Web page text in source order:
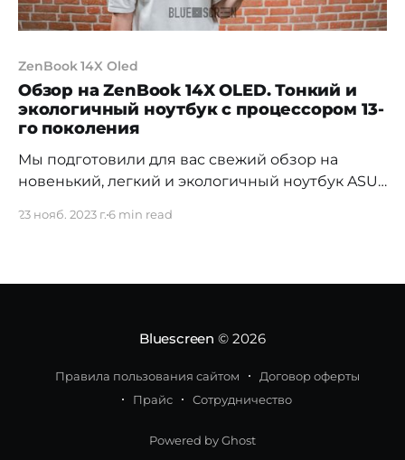
ZenBook 14X Oled
Обзор на ZenBook 14X OLED. Тонкий и
экологичный ноутбук с процессором 13-
го поколения
Мы подготовили для вас свежий обзор на
новенький, легкий и экологичный ноутбук ASUS
23 нояб. 2023 г.6 min read
Bluescreen © 2026
Правила пользования сайтом
Договор оферты
Прайс
Сотрудничество
Powered by Ghost